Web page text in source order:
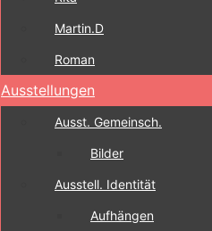
Martin.D
Roman
Ausstellungen
Ausst. Gemeinsch.
Bilder
Ausstell. Identität
Aufhängen